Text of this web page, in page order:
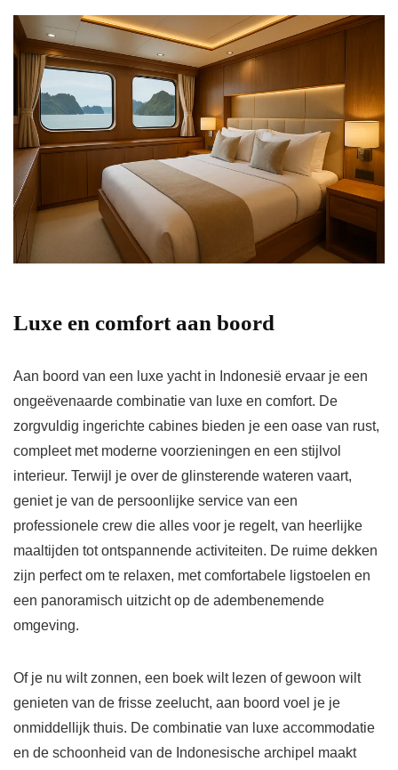
Luxe en comfort aan boord
Aan boord van een luxe yacht in Indonesië ervaar je een
ongeëvenaarde combinatie van luxe en comfort. De
zorgvuldig ingerichte cabines bieden je een oase van rust,
compleet met moderne voorzieningen en een stijlvol
interieur. Terwijl je over de glinsterende wateren vaart,
geniet je van de persoonlijke service van een
professionele crew die alles voor je regelt, van heerlijke
maaltijden tot ontspannende activiteiten. De ruime dekken
zijn perfect om te relaxen, met comfortabele ligstoelen en
een panoramisch uitzicht op de adembenemende
omgeving.
Of je nu wilt zonnen, een boek wilt lezen of gewoon wilt
genieten van de frisse zeelucht, aan boord voel je je
onmiddellijk thuis. De combinatie van luxe accommodatie
en de schoonheid van de Indonesische archipel maakt